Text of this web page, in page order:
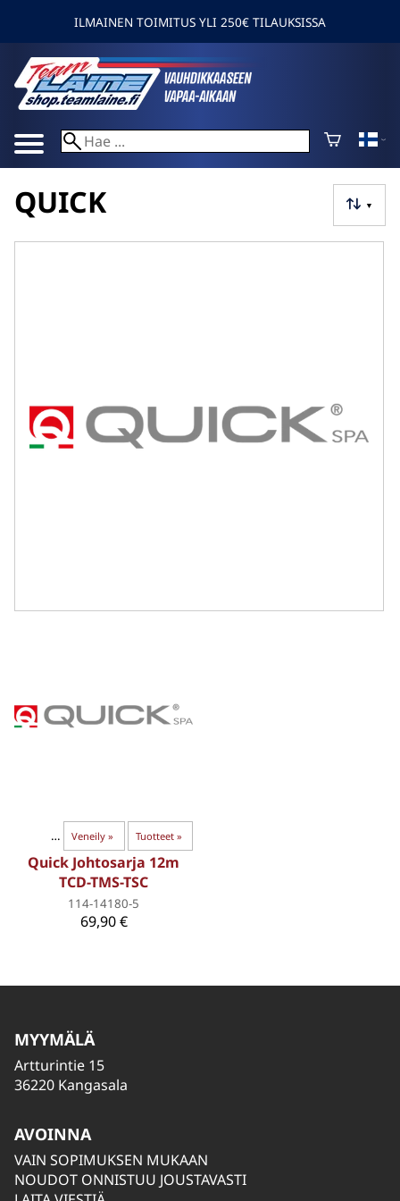
ILMAINEN TOIMITUS YLI 250€ TILAUKSISSA
▼
QUICK
Tuotteet ‪»
Veneily ‪»
Quick Johtosarja 12m
TCD-TMS-TSC
114-14180-5
69,90 €
MYYMÄLÄ
Artturintie 15
36220 Kangasala
AVOINNA
VAIN SOPIMUKSEN MUKAAN
NOUDOT ONNISTUU JOUSTAVASTI